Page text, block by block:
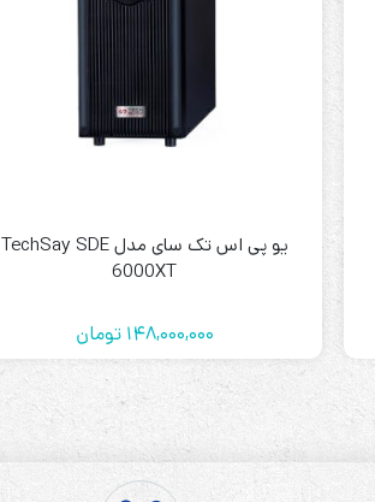
یو پی اس تک سای مدل TechSay SDE
6000XT
148,000,000 تومان